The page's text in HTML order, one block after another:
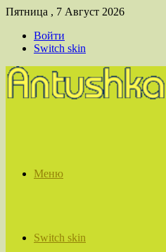
Пятница , 7 Август 2026
Войти
Switch skin
Меню
Switch skin